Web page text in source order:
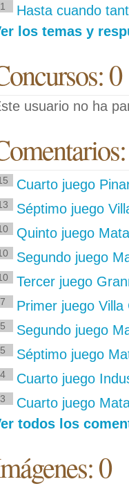
1
Hasta cuando
los temas y
0
usuario no ha
Cuarto juego
Séptimo juego
Quinto juego
Segundo juego
Tercer juego
7 Primer juego
5 Segundo juego
5 Séptimo juego
4 Cuarto juego
3
Cuarto juego
todos los
0